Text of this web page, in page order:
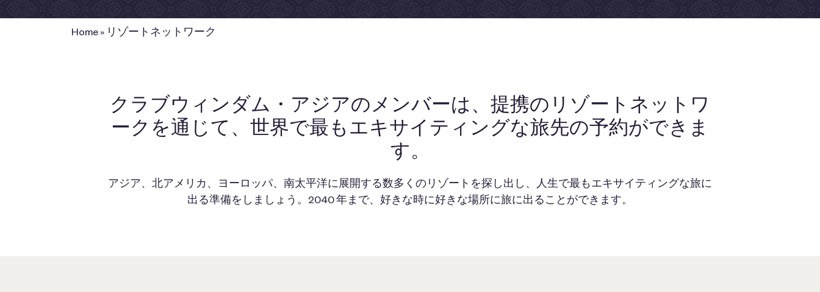
Home » リゾートネットワーク
クラブウィンダム・アジアのメンバーは、提携のリゾートネットワ
ークを通じて、世界で最もエキサイティングな旅先の予約ができま
す。
アジア、北アメリカ、ヨーロッパ、南太平洋に展開する数多くのリゾートを探し出し、人生で最もエキサイティングな旅に
出る準備をしましょう。2040 年まで、好きな時に好きな場所に旅に出ることができます。